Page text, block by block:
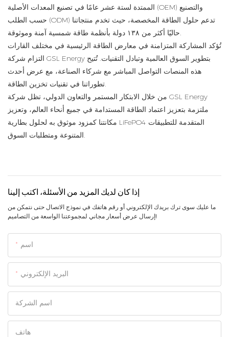
الممتدة لستة عشر عامًا في تصنيع المعدات الأصلية (OEM) والتصنيع
حسب الطلب (ODM) تدعم حلول الطاقة المخصصة، حيث تخدم منتجاتنا
حاليًا أكثر من ١٣٨ دولة بأنظمة طاقة شمسية آمنة وموثوقة.
تُؤكد المشاركة المتزامنة في معارض الطاقة الرئيسية في مختلف القارات
التزام شركة GSL Energy بتطوير السوق العالمية وتبادل التقنيات. تُتيح
هذه المنصات التواصل المباشر مع شركاء الصناعة، مع عرض أحدث
تطوراتنا في تقنيات تخزين الطاقة.
من خلال الابتكار المستمر والتعاون الدولي، تظل شركة GSL Energy
ملتزمة بتعزيز اعتماد الطاقة المستدامة في جميع أنحاء العالم، وتعزيز
مكانتنا كمزود موثوق به لحلول بطارية LiFePO4 المتقدمة للتطبيقات
المتنوعة ومتطلبات السوق.
إذا كان لديك المزيد من الأسئلة، اكتب إلينا
ما عليك سوى ترك بريدك الإلكتروني أو رقم هاتفك في نموذج الاتصال حتى نتمكن من
إرسال عرض أسعار مجاني لمجموعتنا الواسعة من التصاميم!
اسم
البريد الإلكتروني
اسم الشركة
هاتف